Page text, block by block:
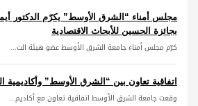
مجلس أمناء “الشرق الأوسط” يكرّم الدكتور
بجائزة الحسين للأبحاث الاقتصادية
كرّم مجلس أمناء جامعة الشرق الأوسط عضو هيئة الت...
اتفاقية تعاون بين “الشرق الأوسط” وأكاديمية
وقعت جامعة الشرق الأوسط اتفاقية تعاون مع أكاديم...